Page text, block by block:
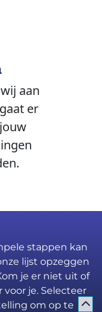
aan
er
stappen kan
lijst opzeggen
je er niet uit of
voor je. Selecteer
om op te